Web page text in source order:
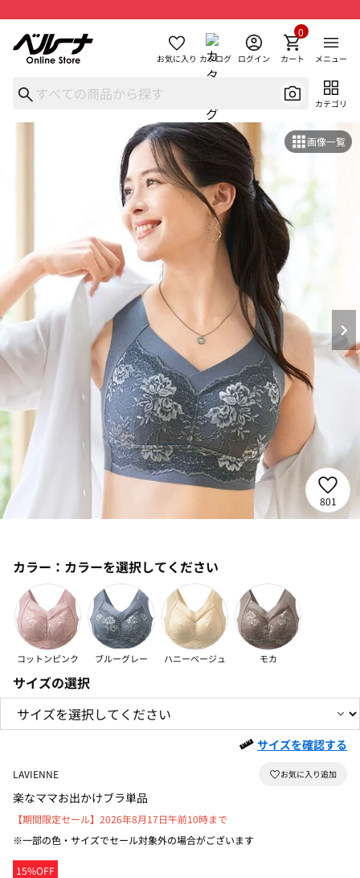
お気に入り カタログ ログイン カート
0
メニュー
カテゴリ
画像一覧
801
カラー： カラーを選択してください
コットンピンク ブルーグレー ハニーベージュ モカ
サイズの選択
サイズを確認する
LAVIENNE
楽なママお出かけブラ単品
15%OFF
【期間限定セール】2026年8月17日午前10時まで
※一部の色・サイズでセール対象外の場合がございます